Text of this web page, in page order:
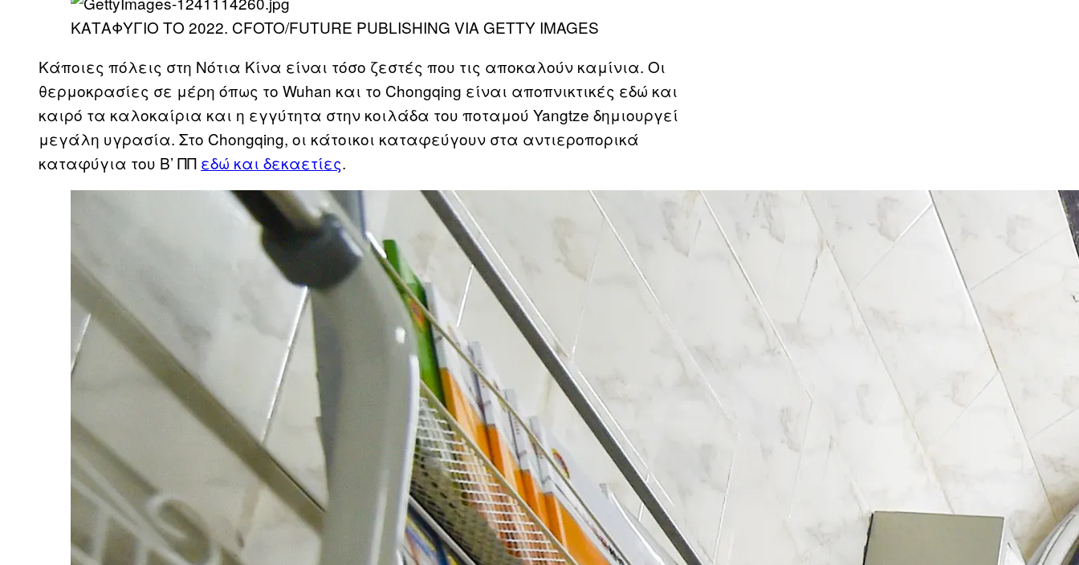
ΚΑΤΑΦΥΓΙΟ ΤΟ 2022. CFOTO/FUTURE PUBLISHING VIA GETTY IMAGES
Κάποιες πόλεις στη Νότια Κίνα είναι τόσο ζεστές που τις αποκαλούν καμίνια. Οι
θερμοκρασίες σε μέρη όπως το Wuhan και το Chongqing είναι αποπνικτικές εδώ και
καιρό τα καλοκαίρια και η εγγύτητα στην κοιλάδα του ποταμού Yangtze δημιουργεί
μεγάλη υγρασία. Στο Chongqing, οι κάτοικοι καταφεύγουν στα αντιεροπορικά
καταφύγια του Β’ ΠΠ εδώ και δεκαετίες.